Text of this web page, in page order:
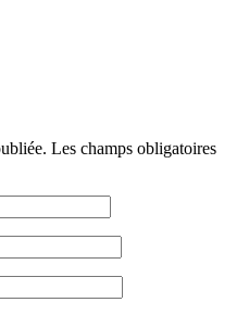
Les champs obligatoires